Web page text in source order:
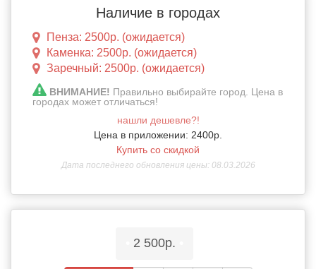
Наличие в городах
Пенза: 2500р. (ожидается)
Каменка: 2500р. (ожидается)
Заречный: 2500р. (ожидается)
ВНИМАНИЕ! Правильно выбирайте город. Цена в
городах может отличаться!
нашли дешевле?!
Цена в приложении: 2400р.
Купить со скидкой
Дата последнего обновления цены: 08.03.2026
2 500р.